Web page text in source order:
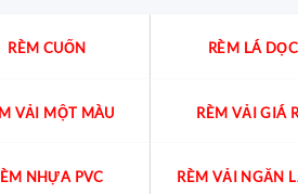
RÈM CUỐN RÈM LÁ DỌC
VẢI MỘT MÀU RÈM VẢI GIÁ
NHỰA PVC RÈM VẢI NGĂN